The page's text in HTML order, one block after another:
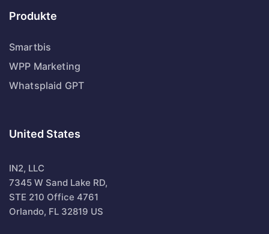
Produkte
Smartbis
WPP Marketing
Whatsplaid GPT
United States
IN2, LLC
7345 W Sand Lake RD,
STE 210 Office 4761
Orlando, FL 32819 US